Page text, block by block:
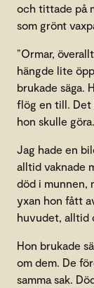
och tittade på
som grönt
”Ormar,
hängde lite
brukade säga.
flög en till. Det
hon skulle göra.
Jag hade en
alltid vaknade
död i munnen,
yxan hon fått
huvudet, alltid
Hon brukade
om dem. De
samma sak.